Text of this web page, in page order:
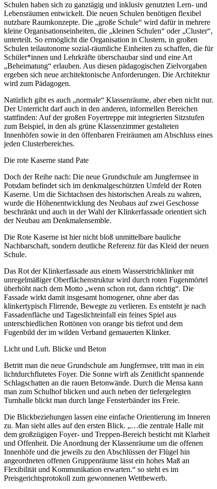
Schulen haben sich zu ganztägig und inklusiv genutzten Lern- und
Lebensräumen entwickelt. Die neuen Schulen benötigen flexibel
nutzbare Raumkonzepte. Die „große Schule“ wird dafür in mehrere
kleine Organisationseinheiten, die „kleinen Schulen“ oder „Cluster“,
unterteilt. So ermöglicht die Organisation in Clustern, in großen
Schulen teilautonome sozial-räumliche Einheiten zu schaffen, die für
Schüler*innen und Lehrkräfte überschaubar sind und eine Art
„Beheimatung“ erlauben. Aus diesen pädagogischen Zielvorgaben
ergeben sich neue architektonische Anforderungen. Die Architektur
wird zum Pädagogen.
Natürlich gibt es auch „normale“ Klassenräume, aber eben nicht nur.
Der Unterricht darf auch in den anderen, informellen Bereichen
stattfinden: Auf der großen Foyertreppe mit integrierten Sitzstufen
zum Beispiel, in den als grüne Klassenzimmer gestalteten
Innenhöfen sowie in den öffenbaren Freiräumen am Abschluss eines
jeden Clusterbereiches.
Die rote Kaserne stand Pate
Doch der Reihe nach: Die neue Grundschule am Jungfernsee in
Potsdam befindet sich im denkmalgeschützten Umfeld der Roten
Kaserne. Um die Sichtachsen des historischen Areals zu wahren,
wurde die Höhenentwicklung des Neubaus auf zwei Geschosse
beschränkt und auch in der Wahl der Klinkerfassade orientiert sich
der Neubau am Denkmalensemble.
Die Rote Kaserne ist hier nicht bloß unmittelbare bauliche
Nachbarschaft, sondern deutliche Referenz für das Kleid der neuen
Schule.
Das Rot der Klinkerfassade aus einem Wasserstrichklinker mit
unregelmäßiger Oberflächenstruktur wird durch roten Fugenmörtel
überhöht nach dem Motto „wenn schon rot, dann richtig“. Die
Fassade wirkt damit insgesamt homogener, ohne aber das
klinkertypisch Flirrende, Bewegte zu verlieren. Es entsteht je nach
Fassadenfläche und Tageslichteinfall ein feines Spiel aus
unterschiedlichen Rottönen von orange bis tiefrot und dem
Fugenbild der im wilden Verband gemauerten Klinker.
Licht und Luft. Blicke und Beton
Betritt man die neue Grundschule am Jungfernsee, tritt man in ein
lichtdurchflutetes Foyer. Die Sonne wirft als Zenitlicht spannende
Schlagschatten an die rauen Betonwände. Durch die Mensa kann
man zum Schulhof blicken und auch neben der tiefergelegten
Turnhalle blickt man durch lange Fensterbänder ins Freie.
Die Blickbeziehungen lassen eine einfache Orientierung im Inneren
zu. Man sieht alles auf den ersten Blick. „…die zentrale Halle mit
dem großzügigen Foyer- und Treppen-Bereich besticht mit Klarheit
und Offenheit. Die Anordnung der Klassenräume um die offenen
Innenhöfe und die jeweils zu den Abschlüssen der Flügel hin
angeordneten offenen Gruppenräume lässt ein hohes Maß an
Flexibilität und Kommunikation erwarten.“ so steht es im
Preisgerichtsprotokoll zum gewonnenen Wettbewerb.